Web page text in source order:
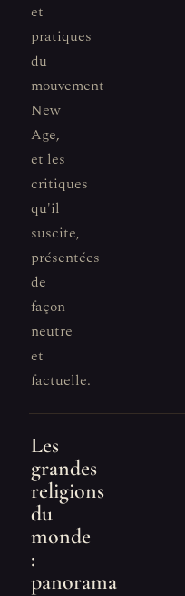
et
pratiques
du
mouvement
New
Age,
et les
critiques
qu'il
suscite,
présentées
de
façon
neutre
et
factuelle.
Les
grandes
religions
du
monde
:
panorama